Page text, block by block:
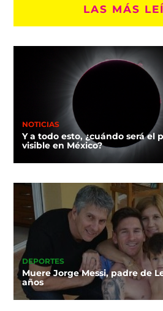
LAS MÁS
NOTICIAS
Y a todo esto, ¿cuándo será el
visible en México?
DEPORTES
Muere Jorge Messi, padre de
años